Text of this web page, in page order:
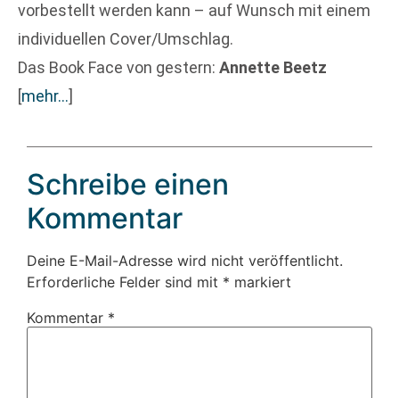
vorbestellt werden kann – auf Wunsch mit einem
individuellen Cover/Umschlag.
Das Book Face von gestern: Annette Beetz
[mehr…]
Schreibe einen
Kommentar
Deine E-Mail-Adresse wird nicht veröffentlicht.
Erforderliche Felder sind mit * markiert
Kommentar *